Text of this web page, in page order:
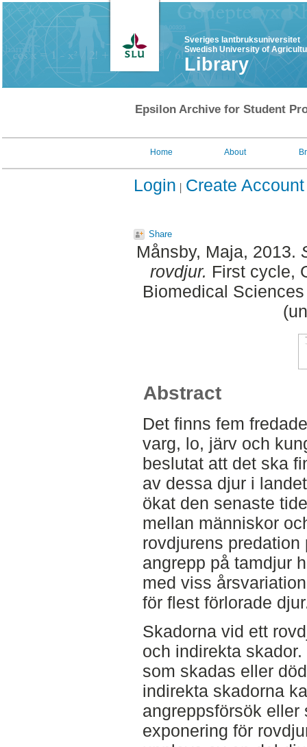
Sveriges lantbruksuniversitet
Swedish University of
Library
Epsilon Archive for Student
Home About
Login Create Account
Share
Månsby, Maja, 2013.
rovdjur. First cycle,
Biomedical
Abstract
Det finns fem
varg, lo, järv och
beslutat att det ska
av dessa djur i
ökat den senaste
mellan människor
rovdjurens predation
angrepp på tamdjur
med viss
för flest förlorade
Skadorna vid ett
och indirekta
som skadas eller
indirekta skadorna
angreppsförsök eller
exponering för